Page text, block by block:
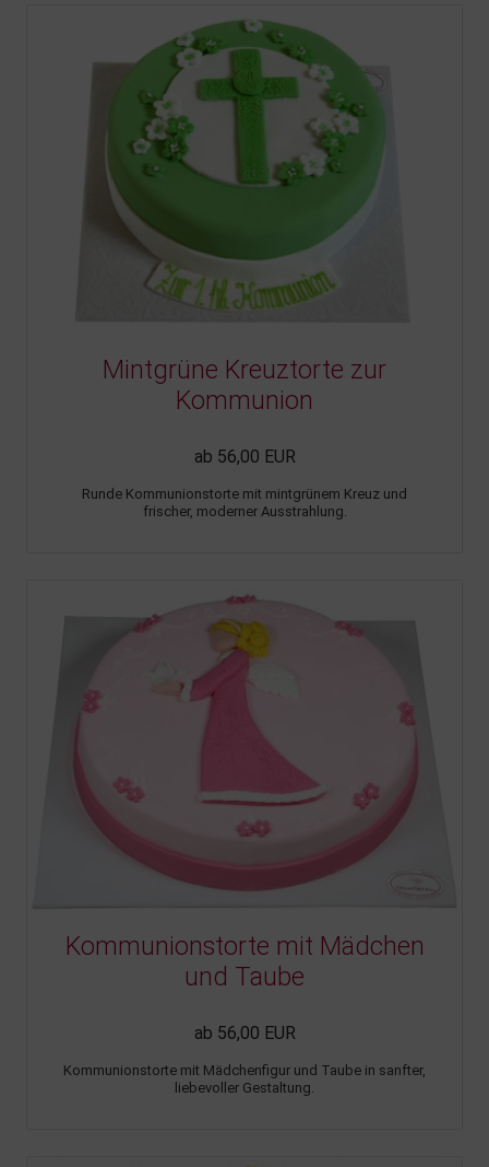
Mintgrüne Kreuztorte zur
Kommunion
ab 56,00 EUR
Runde Kommunionstorte mit mintgrünem Kreuz und
frischer, moderner Ausstrahlung.
Kommunionstorte mit Mädchen
und Taube
ab 56,00 EUR
Kommunionstorte mit Mädchenfigur und Taube in sanfter,
liebevoller Gestaltung.